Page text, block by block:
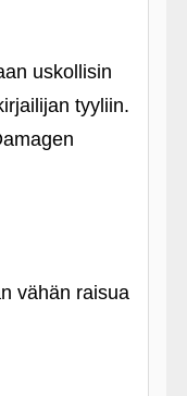
uskollisin
tyyliin.
vähän raisua